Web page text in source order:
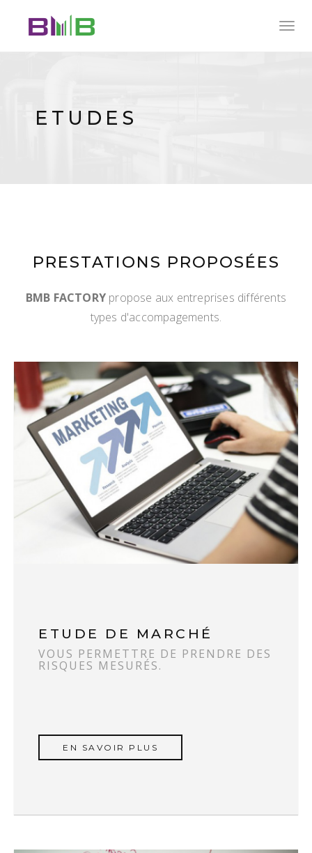
ETUDES
PRESTATIONS PROPOSÉES
BMB FACTORY propose aux entreprises différents
types d'accompagements.
ETUDE DE MARCHÉ
VOUS PERMETTRE DE PRENDRE DES
RISQUES MESURÉS.
EN SAVOIR PLUS